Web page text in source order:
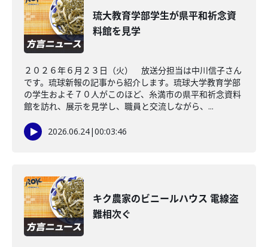
琉大教育学部学生が県平和祈念資
料館を見学
２０２６年６月２３日（火） 放送分担当は中川信子さん
です。琉球新報の記事から紹介します。琉球大学教育学部
の学生およそ７０人がこのほど、糸満市の県平和祈念資料
館を訪れ、展示を見学し、職員と交流しながら、...
2026.06.24|00:03:46
キク農家のビニールハウス 電線盗
難相次ぐ